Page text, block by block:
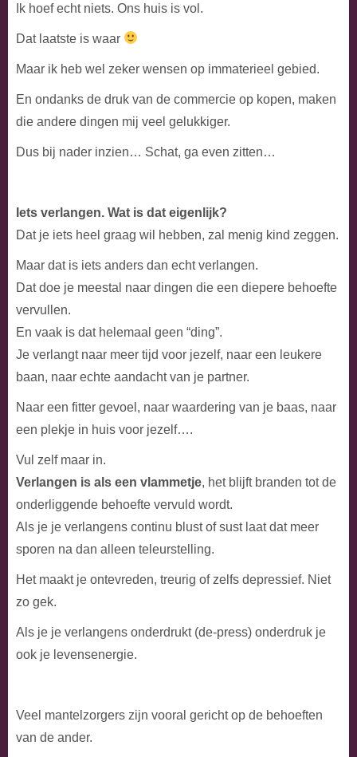
Ik hoef echt niets. Ons huis is vol.
Dat laatste is waar
Maar ik heb wel zeker wensen op immaterieel gebied.
En ondanks de druk van de commercie op kopen, maken
die andere dingen mij veel gelukkiger.
Dus bij nader inzien… Schat, ga even zitten…
Iets verlangen. Wat is dat eigenlijk?
Dat je iets heel graag wil hebben, zal menig kind zeggen.
Maar dat is iets anders dan echt verlangen.
Dat doe je meestal naar dingen die een diepere behoefte
vervullen.
En vaak is dat helemaal geen “ding”.
Je verlangt naar meer tijd voor jezelf, naar een leukere
baan, naar echte aandacht van je partner.
Naar een fitter gevoel, naar waardering van je baas, naar
een plekje in huis voor jezelf….
Vul zelf maar in.
Verlangen is als een vlammetje, het blijft branden tot de
onderliggende behoefte vervuld wordt.
Als je je verlangens continu blust of sust laat dat meer
sporen na dan alleen teleurstelling.
Het maakt je ontevreden, treurig of zelfs depressief. Niet
zo gek.
Als je je verlangens onderdrukt (de-press) onderdruk je
ook je levensenergie.
Veel mantelzorgers zijn vooral gericht op de behoeften
van de ander.